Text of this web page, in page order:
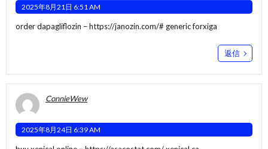
2025年8月21日 6:51 AM
order dapagliflozin –https://janozin.com/# generic forxiga
返信
ConnieWew
2025年8月24日 6:39 AM